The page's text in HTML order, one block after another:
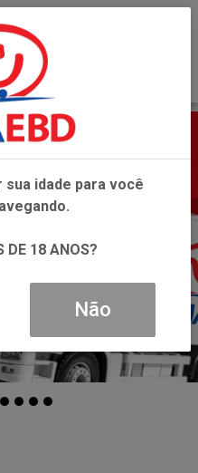
idade para você
DE 18 ANOS?
Não